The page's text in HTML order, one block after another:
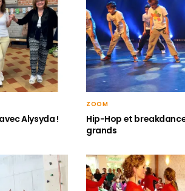
Alysyda !
ZOOM
Hip-Hop et
grands